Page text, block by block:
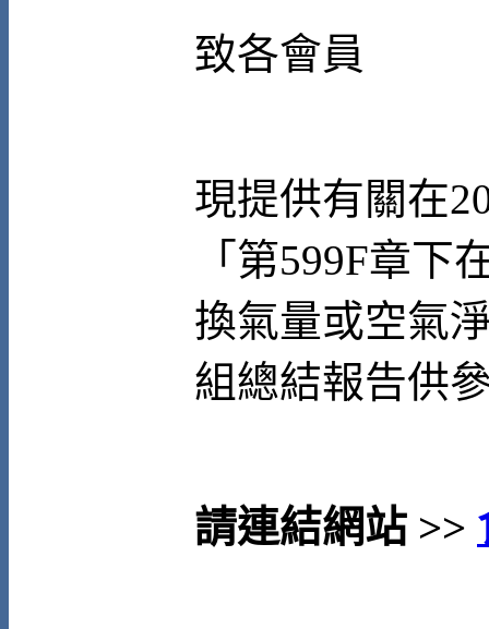
致各會員
現提供有關在
「第599F章下
換氣量或空氣
組總結報告供
請連結網站 >>